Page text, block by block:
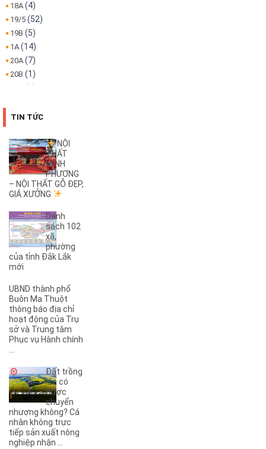
18A (4)
19/5 (52)
19B (5)
1A (14)
20A (7)
20B (1)
25B(4)
26B(1)
27B(2)
2KC(1)
30/4(29)
32(1)
32A(1)
3A(1)
3B(3)
3KC (1)
4A(1)
5A(1)
5KC(3)
6A(1)
6B (1)
8B(3)
8KC(1)
9A(1)
9KC(1)
A(7)
A Dừa(5)
TIN TỨC
NỘI
THẤT
MINH
PHƯƠNG
– NỘI THẤT GỖ ĐẸP,
GIÁ XƯỞNG
Danh
sách 102
xã,
phường
của tỉnh Đắk Lắk
mới
UBND thành phố
Buôn Ma Thuột
thông báo địa chỉ
hoạt động của Trụ
sở và Trung tâm
Phục vụ Hành chính
Đất trồng
lúa có
được
chuyển
nhượng không? Cá
nhân không trực
tiếp sản xuất nông
nghiệp nhận ...